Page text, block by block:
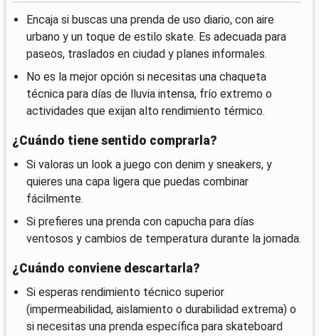
Encaja si buscas una prenda de uso diario, con aire
urbano y un toque de estilo skate. Es adecuada para
paseos, traslados en ciudad y planes informales.
No es la mejor opción si necesitas una chaqueta
técnica para días de lluvia intensa, frío extremo o
actividades que exijan alto rendimiento térmico.
¿Cuándo tiene sentido comprarla?
Si valoras un look a juego con denim y sneakers, y
quieres una capa ligera que puedas combinar
fácilmente.
Si prefieres una prenda con capucha para días
ventosos y cambios de temperatura durante la jornada.
¿Cuándo conviene descartarla?
Si esperas rendimiento técnico superior
(impermeabilidad, aislamiento o durabilidad extrema) o
si necesitas una prenda específica para skateboard